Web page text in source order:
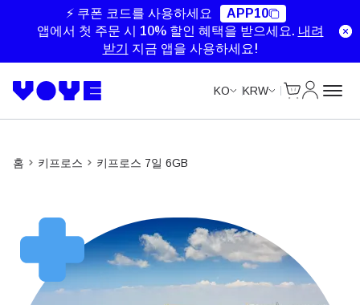
⚡ 쿠폰 코드를 사용하세요
APP10
앱에서 첫 주문 시 10% 할인 혜택을 받으세요. 내려
받기
지금 앱을 사용하세요!
KO KRW
홈 키프로스 키프로스 7일 6GB
Unlimited Data
Unlimited Data
Unlimited Data
Unlimited Data